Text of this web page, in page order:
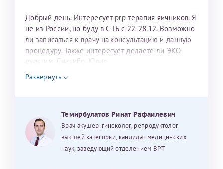
Добрый день. Интересует prp терапия яичников. Я
не из России, но буду в СПБ с 22-28.12. Возможно
ли записаться к врачу на консультацию и данную
процедуру. Также интересует делаете ли ЭКО
дуостим. Спасибо. Юлия
Развернуть
Темирбулатов Ринат Рафаилевич
Врач акушер-гинеколог, репродуктолог
высшей категории, кандидат медицинских
наук, заведующий отделением ВРТ